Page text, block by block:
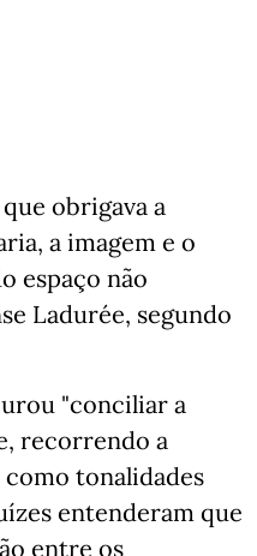
obrigava a
a imagem e o
espaço não
Ladurée, segundo
"conciliar a
recorrendo a
tonalidades
entenderam que
entre os